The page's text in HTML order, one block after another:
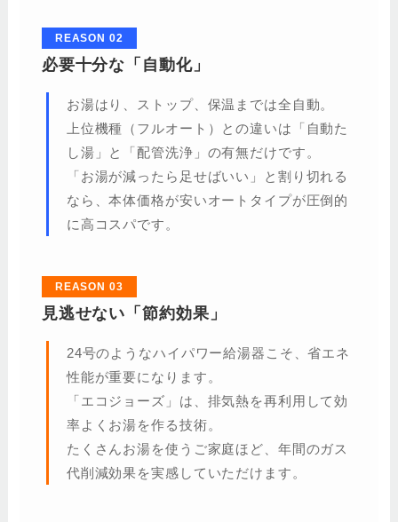
REASON 02
必要十分な「自動化」
お湯はり、ストップ、保温までは全自動。
上位機種（フルオート）との違いは「自動た
し湯」と「配管洗浄」の有無だけです。
「お湯が減ったら足せばいい」と割り切れる
なら、本体価格が安いオートタイプが圧倒的
に高コスパです。
REASON 03
見逃せない「節約効果」
24号のようなハイパワー給湯器こそ、省エネ
性能が重要になります。
「エコジョーズ」は、排気熱を再利用して効
率よくお湯を作る技術。
たくさんお湯を使うご家庭ほど、年間のガス
代削減効果を実感していただけます。